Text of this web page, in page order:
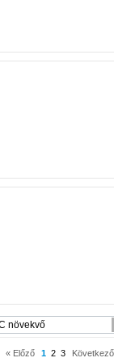
« Előző 1 2 3